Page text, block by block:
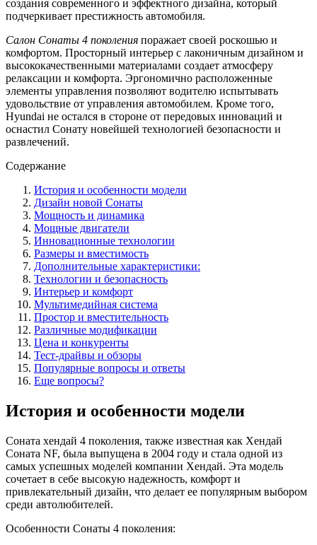
создания современного и эффектного дизайна, который
подчеркивает престижность автомобиля.
Салон Сонаты 4 поколения поражает своей роскошью и
комфортом. Просторный интерьер с лаконичным дизайном и
высококачественными материалами создает атмосферу
релаксации и комфорта. Эргономично расположенные
элементы управления позволяют водителю испытывать
удовольствие от управления автомобилем. Кроме того,
Hyundai не остался в стороне от передовых инноваций и
оснастил Сонату новейшей технологией безопасности и
развлечений.
Содержание
История и особенности модели
Дизайн новой Сонаты
Мощность и динамика
Мощные двигатели
Инновационные технологии
Размеры и вместимость
Дополнительные характеристики:
Технологии и безопасность
Интерьер и комфорт
Мультимедийная система
Простор и вместительность
Различные модификации
Цена и конкуренты
Тест-драйвы и обзоры
Популярные вопросы и ответы
Еще вопросы?
История и особенности модели
Соната хендай 4 поколения, также известная как Хендай
Соната NF, была выпущена в 2004 году и стала одной из
самых успешных моделей компании Хендай. Эта модель
сочетает в себе высокую надежность, комфорт и
привлекательный дизайн, что делает ее популярным выбором
среди автолюбителей.
Особенности Сонаты 4 поколения: